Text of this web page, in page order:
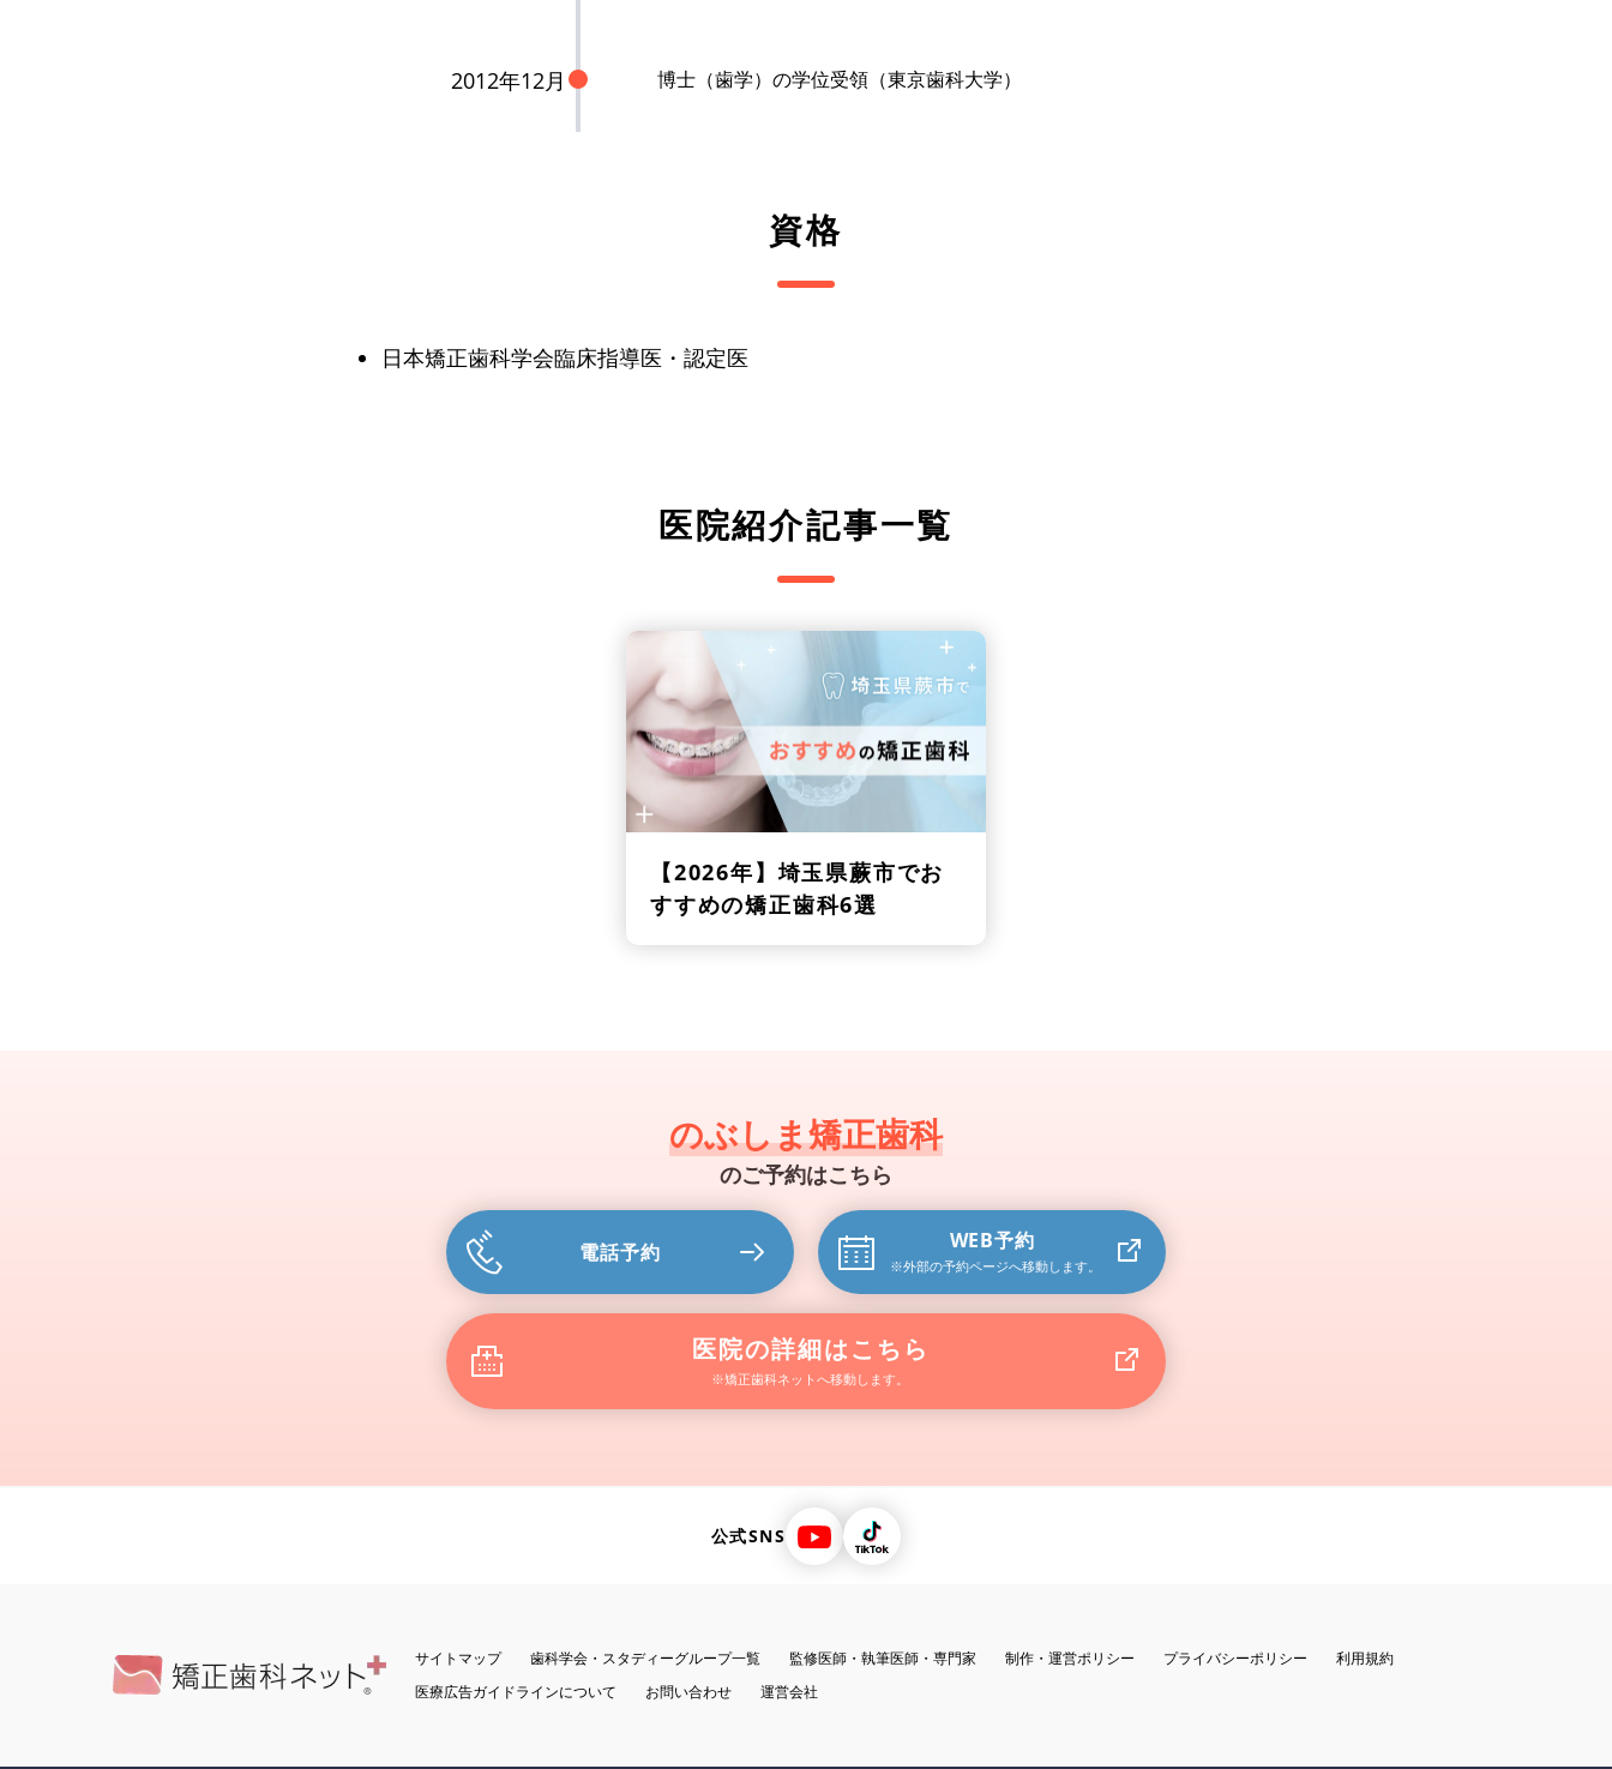
2012年12月 博士（歯学）の学位受領（東京歯科大学）
資格
日本矯正歯科学会臨床指導医・認定医
医院紹介記事一覧
【2026年】埼玉県蕨市でお
すすめの矯正歯科6選
のぶしま矯正歯科
のご予約はこちら
電話予約 WEB予約
※外部の予約ページへ移動します。
医院の詳細はこちら
※矯正歯科ネットへ移動します。
公式SNS
サイトマップ 歯科学会・スタディーグループ一覧 監修医師・執筆医師・専門家 制作・運営ポリシー プライバシーポリシー
利用規約
医療広告ガイドラインについて
お問い合わせ 運営会社